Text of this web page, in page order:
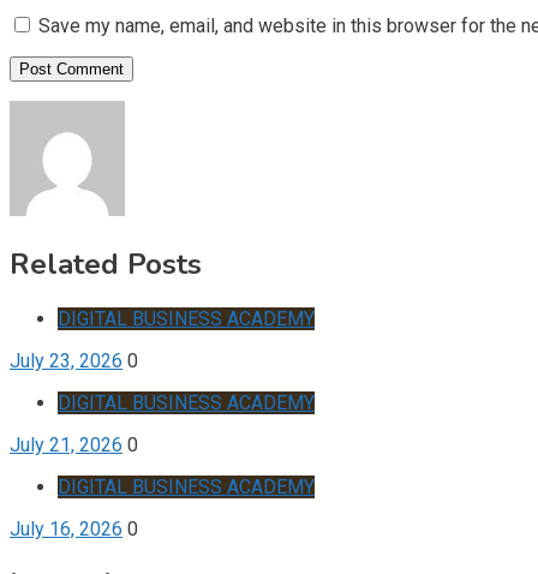
Save my name, email, and website in this browser for the
Related Posts
DIGITAL BUSINESS ACADEMY
July 23, 2026 0
DIGITAL BUSINESS ACADEMY
July 21, 2026 0
DIGITAL BUSINESS ACADEMY
July 16, 2026 0